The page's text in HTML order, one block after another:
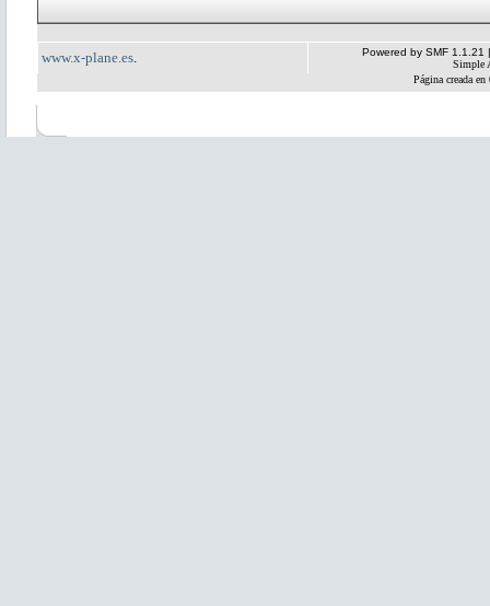
www.x-plane.es Powered by SMF 1.1.21
Simple
Página creada